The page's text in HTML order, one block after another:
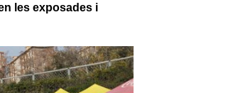
les exposades i